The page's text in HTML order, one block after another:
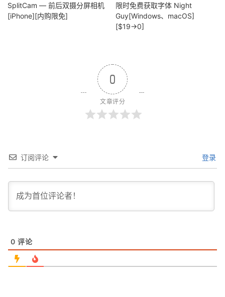
SplitCam — 前后双摄分屏相机
[iPhone][内购限免]
限时免费获取字体 Night
Guy[Windows、macOS]
[$19→0]
0
文章评分
订阅评论 登录
0 评论